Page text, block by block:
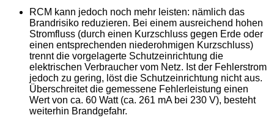
RCM kann jedoch noch mehr leisten: nämlich das
Brandrisiko reduzieren. Bei einem ausreichend hohen
Stromfluss (durch einen Kurzschluss gegen Erde oder
einen entsprechenden niederohmigen Kurzschluss)
trennt die vorgelagerte Schutzeinrichtung die
elektrischen Verbraucher vom Netz. Ist der Fehlerstrom
jedoch zu gering, löst die Schutzeinrichtung nicht aus.
Überschreitet die gemessene Fehlerleistung einen
Wert von ca. 60 Watt (ca. 261 mA bei 230 V), besteht
weiterhin Brandgefahr.